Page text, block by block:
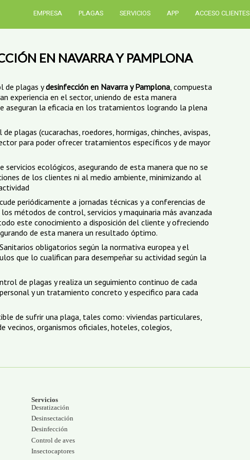
EMPRESA PLAGAS SERVICIOS APP ACCESO CLIENTES
EN NAVARRA Y PAMPLONA
de plagas ydesinfección en Navarra y Pamplona , compuesta
experiencia en el sector, uniendo de esta manera
aseguran la eficacia en los tratamientos logrando la plena
plagas (cucarachas, roedores, hormigas, chinches, avispas,
para poder ofrecer tratamientos específicos y de mayor
ecológicos, asegurando de esta manera que no se
de los clientes ni al medio ambiente, minimizando al
periódicamente a jornadas técnicas y a conferencias de
métodos de control, servicios y maquinaria más avanzada
este conocimiento a disposición del cliente y ofreciendo
de esta manera un resultado óptimo.
obligatorios según la normativa europea y el
que lo cualifican para desempeñar su actividad según la
de plagas y realiza un seguimiento continuo de cada
y un tratamiento concreto y especifico para cada
de sufrir una plaga, tales como: viviendas particulares,
vecinos, organismos oficiales, hoteles, colegios,
Servicios
Desratización
Desinsectación
Desinfección
Control de aves
Insectocaptores